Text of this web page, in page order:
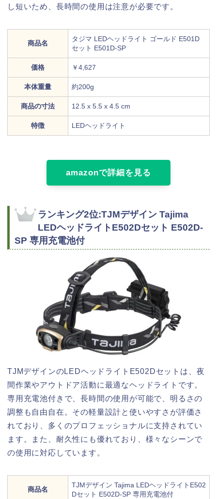
し短いため、長時間の使用は注意が必要です。
商品名
タジマ LEDヘッドライト ゴールド E501D
セット E501D-SP
価格 ￥4,627
本体重量 約200g
商品の寸法 12.5 x 5.5 x 4.5 cm
特徴 LEDヘッドライト
amazonで詳細を見る
ランキング2位:TJMデザイン Tajima
LEDヘッドライトE502Dセット E502D-
SP 専用充電池付
TJMデザインのLEDヘッドライトE502Dセットは、夜
間作業やアウトドア活動に最適なヘッドライトです。
専用充電池付きで、長時間の使用が可能で、明るさの
調整も自由自在。その軽量設計と使いやすさが評価さ
れており、多くのプロフェッショナルに支持されてい
ます。また、耐久性にも優れており、様々なシーンで
の使用に対応しています。
商品名
TJMデザイン Tajima LEDヘッドライトE502
Dセット E502D-SP 専用充電池付